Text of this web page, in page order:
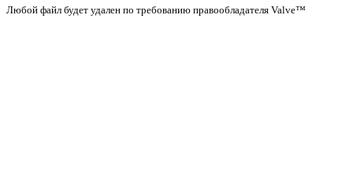
Любой файл будет удален по требованию правообладателя Valve™